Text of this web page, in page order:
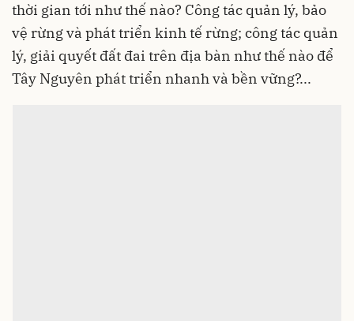
thời gian tới như thế nào? Công tác quản lý, bảo
vệ rừng và phát triển kinh tế rừng; công tác quản
lý, giải quyết đất đai trên địa bàn như thế nào để
Tây Nguyên phát triển nhanh và bền vững?...